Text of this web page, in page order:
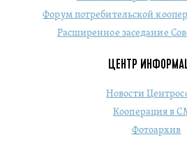
Форум потребительской
Расширенное заседание
ЦЕНТР
Новости
Кооперация в
Фотоархив